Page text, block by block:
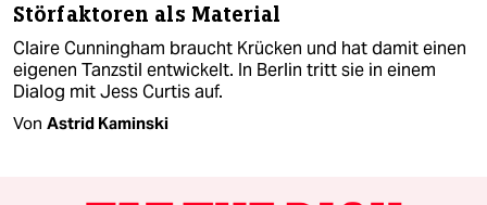
Störfaktoren als Material
Claire Cunningham braucht Krücken und hat damit einen
eigenen Tanzstil entwickelt. In Berlin tritt sie in einem
Dialog mit Jess Curtis auf.
Von Astrid Kaminski